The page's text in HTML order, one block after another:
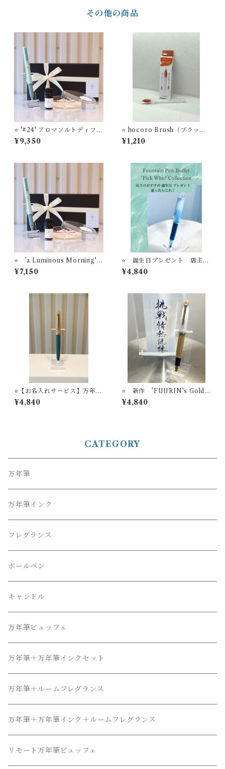
ナル万年筆インク '＃24' ＋その他の商品
⭐️ '#24' アロマソルトディフュ
ーザー ＋ TUZU アジャスト
万年筆 セーラー万年筆【お名
¥9,350
⭐️ hocoro Brush（ブラッシ
ュ） セーラー万年筆 筆ペ
ン先つけペン
¥1,210
⭐️ ’a Luminous Morning'
STYLE OF LABオリジナル
アロマソルトディフューザー
¥7,150
⭐️ 誕生日プレゼント 店主の
おすすめ 迷ったらこれ ’H
ARUKI Acqua’ 万年筆ビュッ
¥4,840
⭐️【お名入れサービス】万年筆
ビュッフェ ’Pick Who？’ コ
レクション YM-01
¥4,840
⭐️ 新作 ’FUURIN's Golde
n Veil’ 万年筆ビュッフェ ’Pic
k Who？'コレクション【お名
¥4,840
CATEGORY
万年筆
万年筆インク
フレグランス
ボールペン
キャンドル
万年筆ビュッフェ
万年筆＋万年筆インクセット
万年筆＋ルームフレグランス
万年筆＋万年筆インク＋ルームフレグランス
リモート万年筆ビュッフェ